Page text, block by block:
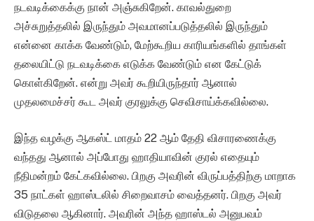
நடவடிக்கைக்கு நான் அஞ்சுகிறேன். காவல்துறை
அச்சுறுத்தலில் இருந்தும் அவமானப்படுத்தலில் இருந்தும்
என்னை காக்க வேண்டும், மேற்கூறிய காரியங்களில் தாங்கள்
தலையிட்டு நடவடிக்கை எடுக்க வேண்டும் என கேட்டுக்
கொள்கிறேன். என்று அவர் கூறியிருந்தார் ஆனால்
முதலமைச்சர் கூட அவர் குரலுக்கு செவிசாய்க்கவில்லை.
இந்த வழக்கு ஆகஸ்ட் மாதம் 22 ஆம் தேதி விசாரணைக்கு
வந்தது ஆனால் அப்போது ஹாதியாவின் குரல் எதையும்
நீதிமன்றம் கேட்கவில்லை. பிறகு அவரின் விருப்பத்திற்கு மாறாக
35 நாட்கள் ஹாஸ்டலில் சிறைவாசம் வைத்தனர். பிறகு அவர்
விடுதலை ஆகினார். அவரின் அந்த ஹாஸ்டல் அனுபவம்